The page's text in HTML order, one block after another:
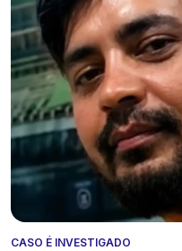
CASO É INVESTIGADO